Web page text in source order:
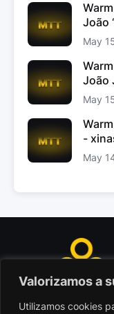
Valorizamos a
Utilizamos cookies
João
May
João
May
-
May